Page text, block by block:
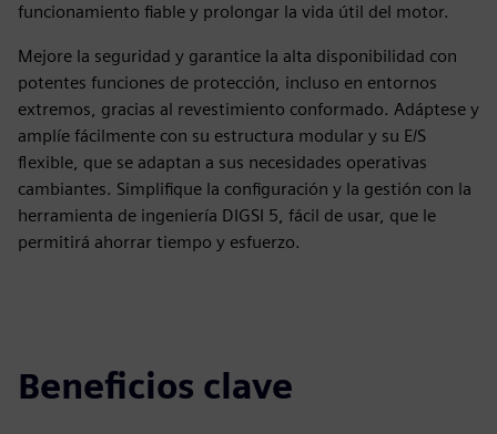
funcionamiento fiable y prolongar la vida útil del motor.
Mejore la seguridad y garantice la alta disponibilidad con
potentes funciones de protección, incluso en entornos
extremos, gracias al revestimiento conformado. Adáptese y
amplíe fácilmente con su estructura modular y su E/S
flexible, que se adaptan a sus necesidades operativas
cambiantes. Simplifique la configuración y la gestión con la
herramienta de ingeniería DIGSI 5, fácil de usar, que le
permitirá ahorrar tiempo y esfuerzo.
Beneficios clave